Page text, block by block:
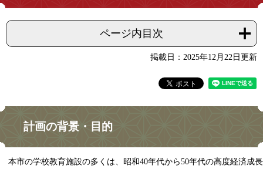
ページ内目次
掲載日：2025年12月22日更新
計画の背景・目的
本市の学校教育施設の多くは、昭和40年代から50年代の高度経済成長